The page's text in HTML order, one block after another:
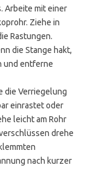
Arbeite mit einer
Ziehe in
Rastungen.
die Stange hakt,
und entferne
die Verriegelung
einrastet oder
leicht am Rohr
drehe
nach kurzer